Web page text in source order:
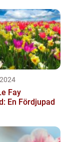
Fay
En Fördjupad